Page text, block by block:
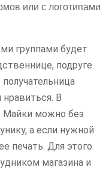
или с логотипами
группами будет
подруге.
нравиться. В
Майки можно без
а если нужной
печать. Для этого
магазина и